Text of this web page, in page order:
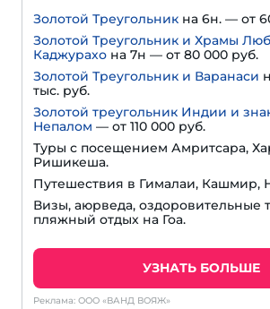
Золотой Треугольник на 6н. — от
Золотой Треугольник и Храмы
Каджурахо на 7н — от 80 000 руб.
Золотой Треугольник и Варанаси
тыс. руб.
Золотой треугольник Индии и
Непалом — от 110 000 руб.
Туры с посещением Амритсара,
Ришикеша.
Путешествия в Гималаи, Кашмир,
Визы, аюрведа, оздоровительные
пляжный отдых на Гоа.
УЗНАТЬ БОЛЬШЕ
Реклама: ООО «ВАНД ВОЯЖ»